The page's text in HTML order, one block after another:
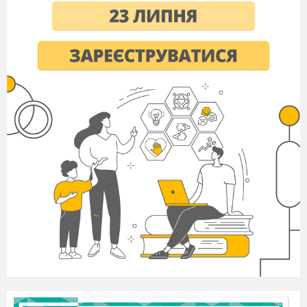
нинішній стан героя. Він страждає і
внутрішньо спустошений, тому що у нього
немає бажань, закінчилися мрії.
Друга строфа натякає на причини такого стану
і описує наслідки. Життєві негаразди призвели
до передчасного в'янення ліричного героя. Все
його самотнє існування - це тільки очікування
швидкої смерті.
Вся третя строфа - порівняння життя героя з
листом на дереві. Він - останній, протримався
довго, але і йому судилося загинути.
Незважаючи на гнітючу тугу, вірш не
позбавлене надії. Втративши останній лист,
дерево не помре. Життя продовжиться з
настанням весни.
Риторичне питання в кінці другої строфи теж